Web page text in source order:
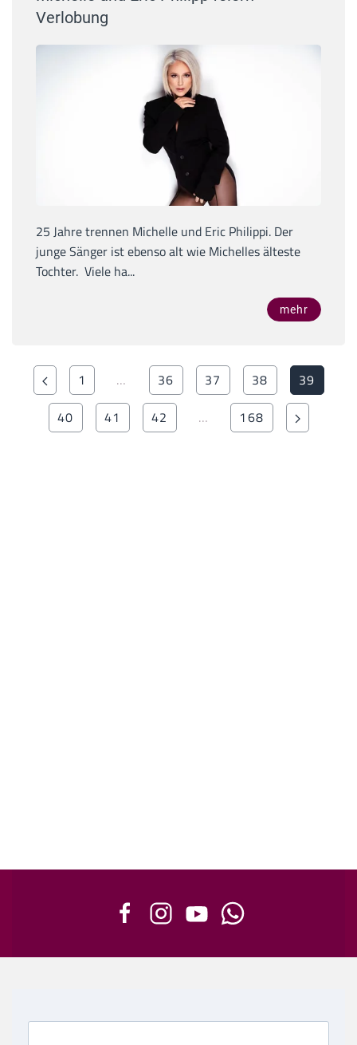
Verlobung
25 Jahre trennen Michelle und Eric Philippi. Der
junge Sänger ist ebenso alt wie Michelles älteste
Tochter. Viele ha...
mehr
1 … 36 37 38
39
40
41 42 … 168